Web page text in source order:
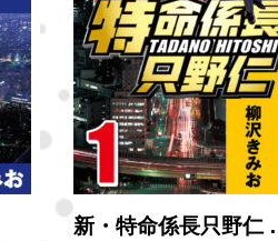
新・特命係長只野仁